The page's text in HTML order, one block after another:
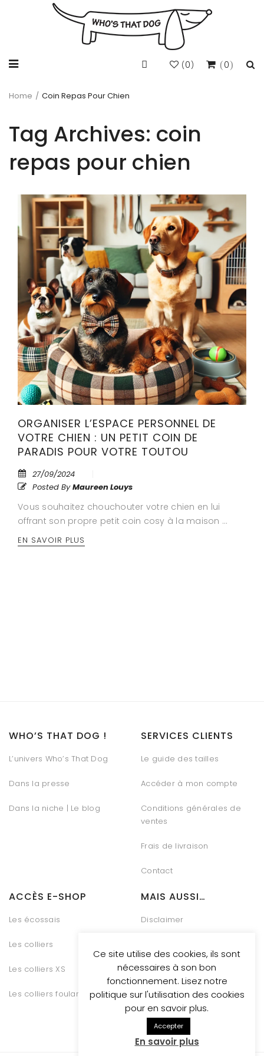
0
(0)
Home / Coin Repas Pour Chien
Tag Archives: coin
repas pour chien
ORGANISER L’ESPACE PERSONNEL DE
VOTRE CHIEN : UN PETIT COIN DE
PARADIS POUR VOTRE TOUTOU
27/09/2024
Posted ByMaureen Louys
Vous souhaitez chouchouter votre chien en lui
offrant son propre petit coin cosy à la maison …
EN SAVOIR PLUS
WHO’S THAT DOG !
L’univers Who’s That Dog
Dans la presse
Dans la niche | Le blog
SERVICES CLIENTS
Le guide des tailles
Accéder à mon compte
Conditions générales de
ventes
Frais de livraison
Contact
ACCÈS E-SHOP
Les écossais
Les colliers
Les colliers XS
Les colliers foulards
MAIS AUSSI…
Disclaimer
Gestion des Cookies
Conditions générales de
vente
Ce site utilise des cookies, ils sont
nécessaires à son bon
fonctionnement. Lisez notre
politique sur l'utilisation des cookies
pour en savoir plus.
Accepter
En savoir plus